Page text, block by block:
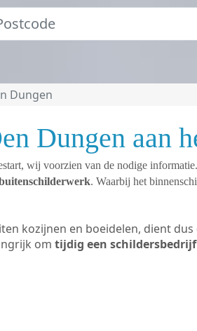
Dungen
Dungen aan
wij voorzien van de nodige
. Waarbij het
kozijnen en boeidelen, dient
om tijdig een